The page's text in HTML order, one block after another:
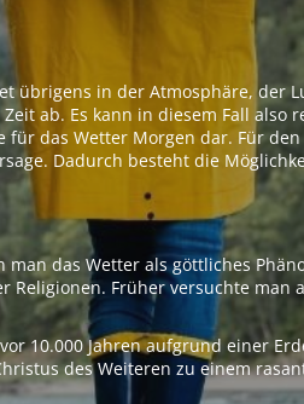
übrigens in der Atmosphäre, der
ab. Es kann in diesem Fall also
das Wetter Morgen dar. Für
Dadurch besteht die
das Wetter als göttliches
Früher versuchte man
10.000 Jahren aufgrund einer
des Weiteren zu einem